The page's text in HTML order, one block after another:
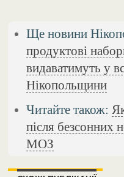
Ще новини
продуктові
видаватимуть у
Нікопольщини
Читайте також:
після безсонних
МОЗ